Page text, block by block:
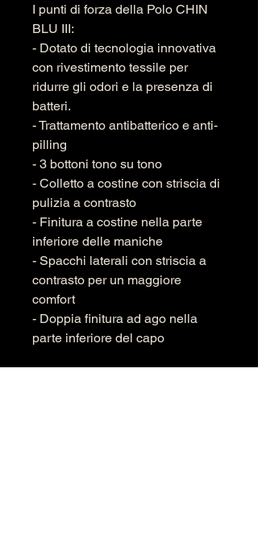
I punti di forza della Polo CHIN
BLU III:
- Dotato di tecnologia innovativa
con rivestimento tessile per
ridurre gli odori e la presenza di
batteri.
- Trattamento antibatterico e anti-
pilling
- 3 bottoni tono su tono
- Colletto a costine con striscia di
pulizia a contrasto
- Finitura a costine nella parte
inferiore delle maniche
- Spacchi laterali con striscia a
contrasto per un maggiore
comfort
- Doppia finitura ad ago nella
parte inferiore del capo